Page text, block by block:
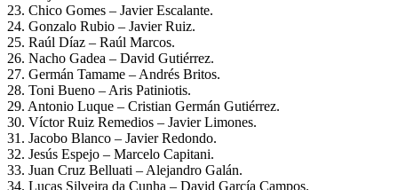
23. Chico Gomes – Javier Escalante.
24. Gonzalo Rubio – Javier Ruiz.
25. Raúl Díaz – Raúl Marcos.
26. Nacho Gadea – David Gutiérrez.
27. Germán Tamame – Andrés Britos.
28. Toni Bueno – Aris Patiniotis.
29. Antonio Luque – Cristian Germán Gutiérrez.
30. Víctor Ruiz Remedios – Javier Limones.
31. Jacobo Blanco – Javier Redondo.
32. Jesús Espejo – Marcelo Capitani.
33. Juan Cruz Belluati – Alejandro Galán.
34. Lucas Silveira da Cunha – David García Campos.